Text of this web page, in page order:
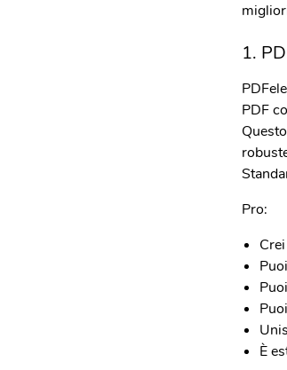
1.
PDF
Pro:
È